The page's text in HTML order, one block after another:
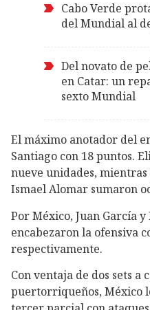
Cabo Verde
del Mundial al
Del novato de
en Catar: un
sexto Mundial
El máximo anotador del
Santiago con 18 puntos.
nueve unidades,
Ismael Alomar sumaron
Por México, Juan García
encabezaron la ofensiva
respectivamente.
Con ventaja de dos sets a
puertorriqueños,México